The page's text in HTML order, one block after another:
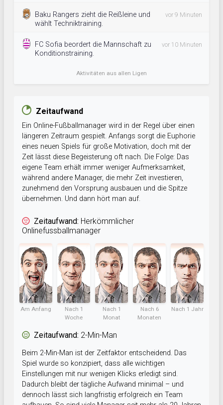
Baku Rangers zieht die Reißleine und
wählt Techniktraining.
vor 9 Minuten
FC Sofia beordert die Mannschaft zu
Konditionstraining.
vor 10 Minuten
Aktivitäten aus allen Ligen
Zeitaufwand
Ein Online-Fußballmanager wird in der Regel über einen
längeren Zeitraum gespielt. Anfangs sorgt die Euphorie
eines neuen Spiels für große Motivation, doch mit der
Zeit lässt diese Begeisterung oft nach. Die Folge: Das
eigene Team erhält immer weniger Aufmerksamkeit,
während andere Manager, die mehr Zeit investieren,
zunehmend den Vorsprung ausbauen und die Spitze
übernehmen. Und dann hört man auf.
Zeitaufwand: Herkömmlicher
Onlinefussballmanager
Am Anfang
Nach 1
Woche
Nach 1
Monat
Nach 6
Monaten
Nach 1 Jahr
Zeitaufwand: 2-Min-Man
Beim 2-Min-Man ist der Zeitfaktor entscheidend. Das
Spiel wurde so konzipiert, dass alle wichtigen
Einstellungen mit nur wenigen Klicks erledigt sind.
Dadurch bleibt der tägliche Aufwand minimal – und
dennoch lässt sich langfristig erfolgreich ein Team